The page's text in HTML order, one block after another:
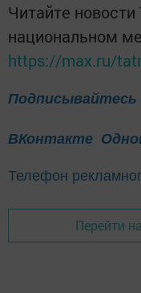
Читайте новости
национальном
https://max.ru/
Подписывайтесь
ВКонтакте
Телефон
Перейти